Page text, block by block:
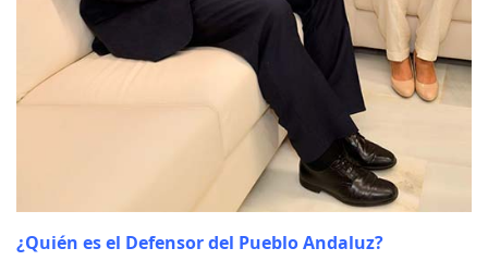
¿Quién es el Defensor del Pueblo Andaluz?